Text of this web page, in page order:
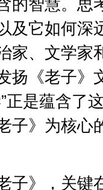
的智慧。思
及它如何深
家、文学家
扬《老子》
正是蕴含了
子》为核心
》，关键